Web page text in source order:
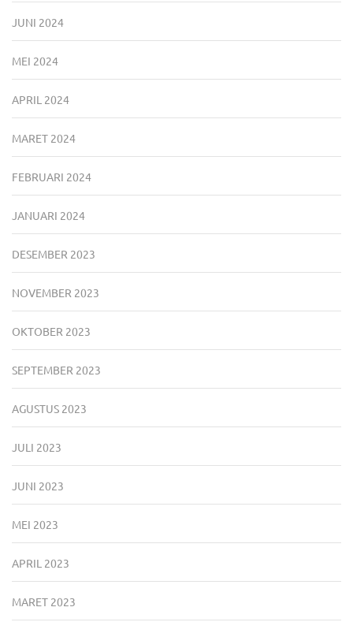
JUNI 2024
MEI 2024
APRIL 2024
MARET 2024
FEBRUARI 2024
JANUARI 2024
DESEMBER 2023
NOVEMBER 2023
OKTOBER 2023
SEPTEMBER 2023
AGUSTUS 2023
JULI 2023
JUNI 2023
MEI 2023
APRIL 2023
MARET 2023